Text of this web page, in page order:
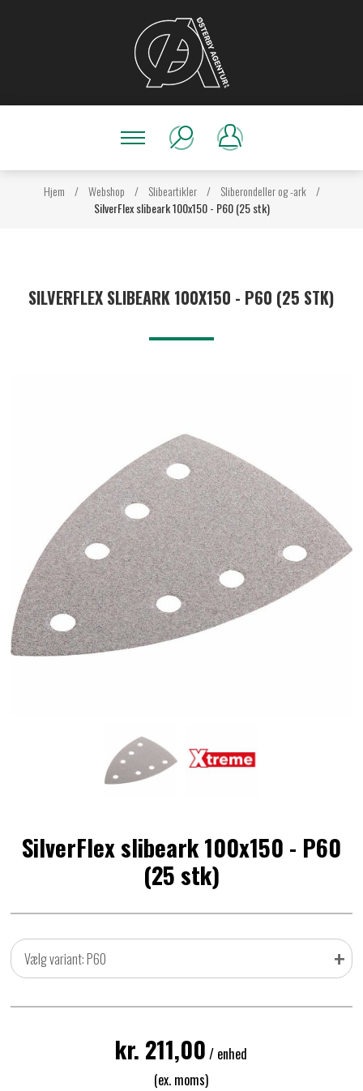
Hjem / Webshop / Slibeartikler / Sliberondeller og -ark /
SilverFlex slibeark 100x150 - P60 (25 stk)
SILVERFLEX SLIBEARK 100X150 - P60 (25 STK)
SilverFlex slibeark 100x150 - P60
(25 stk)
Vælg variant: P60 +
kr. 211,00 / enhed
(ex. moms)